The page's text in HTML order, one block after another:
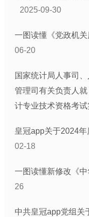
2025-09-30
一图读懂《党政机关
06-20
国家统计局人事司
管理司有关负责人
计专业技术资格考
皇冠app关于2024
02-18
一图读懂新修改《中
26
中共皇冠app党组关